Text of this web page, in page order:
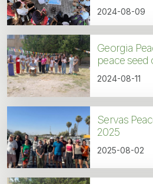
2024-08-09
Georgia
peace seed
2024-08-11
Servas
2025
2025-08-02